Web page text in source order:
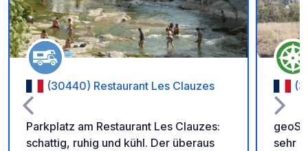
(30440) Restaurant Les Clauzes
Parkplatz am Restaurant Les Clauzes:
schattig, ruhig und kühl. Der überaus
sehr